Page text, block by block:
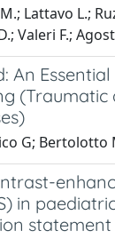
Lattavo L.;
Valeri F.;
An
(Traumatic
G; Bertolotto
in
statement